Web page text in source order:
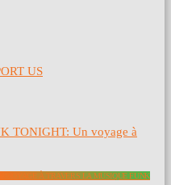
VOYAGE À TRAVERS LA MUSIQUE FUNK